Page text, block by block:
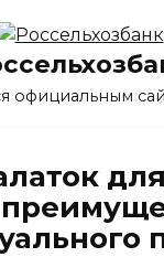
официальным